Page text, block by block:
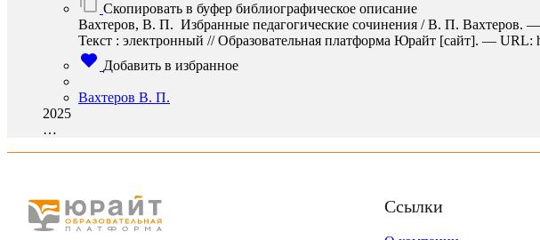
Скопировать в буфер библиографическое описание
Вахтеров, В. П. Избранные педагогические сочинения / В. П.
Текст : электронный // Образовательная платформа Юрайт [сайт]. — URL:
Добавить в избранное
Вахтеров В. П.
2025
…
Ссылки